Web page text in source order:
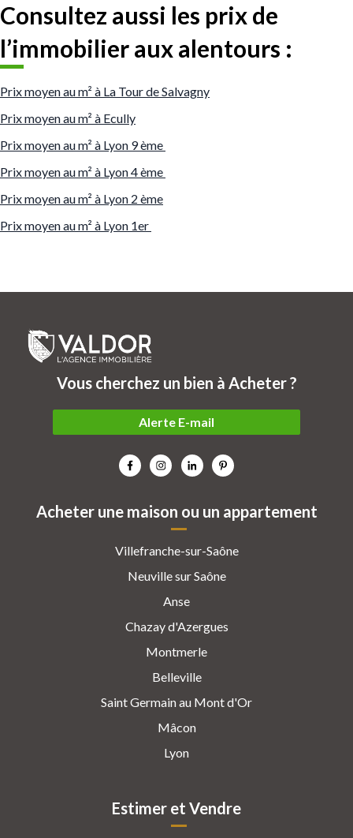
Consultez aussi les prix de
l’immobilier aux alentours :
Prix moyen au m² à La Tour de Salvagny
Prix moyen au m² à Ecully
Prix moyen au m² à Lyon 9 ème
Prix moyen au m² à Lyon 4 ème
Prix moyen au m² à Lyon 2 ème
Prix moyen au m² à Lyon 1er
Acheter une maison ou un appartement
Villefranche-sur-Saône
Neuville sur Saône
Anse
Chazay d'Azergues
Montmerle
Belleville
Saint Germain au Mont d'Or
Mâcon
Lyon
Estimer et Vendre
Vous cherchez un bien à Acheter ?
Alerte E-mail